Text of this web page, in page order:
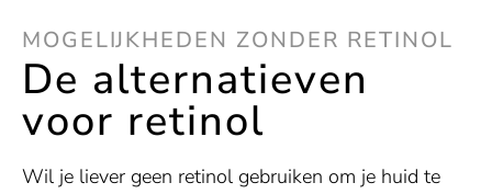
MOGELIJKHEDEN ZONDER RETINOL
De alternatieven
voor retinol
Wil je liever geen retinol gebruiken om je huid te